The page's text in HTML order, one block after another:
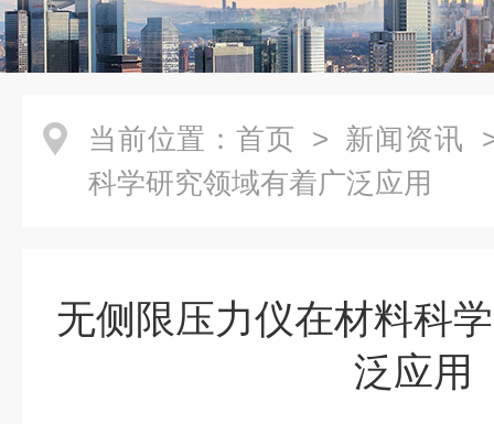
当前位置： 首页 > 新闻资讯
科学研究领域有着广泛应用
无侧限压力仪在材料科
泛应用